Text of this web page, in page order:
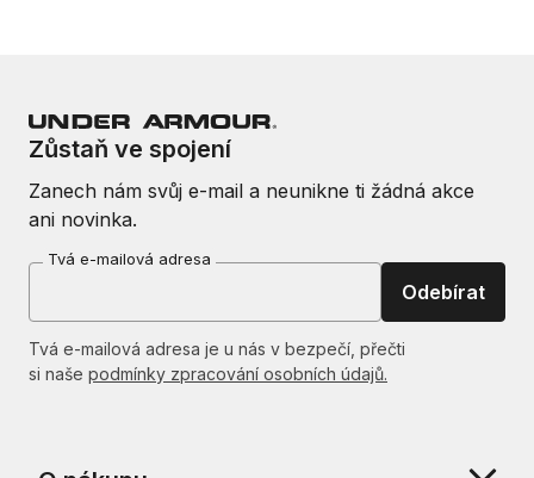
Zůstaň ve spojení
Zanech nám svůj e-mail a neunikne ti žádná akce
ani novinka.
Tvá e-mailová adresa
Odebírat
Tvá e-mailová adresa je u nás v bezpečí, přečti
si naše podmínky zpracování osobních údajů.